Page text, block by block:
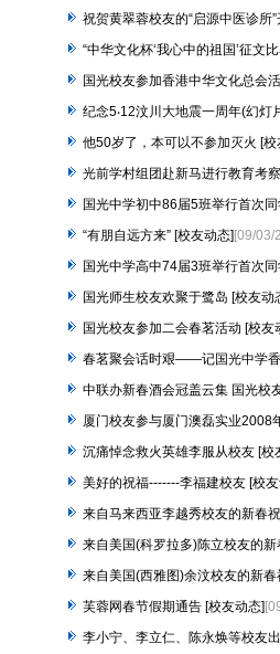
祝贺黄翠蓉校友的“启源中医诊所
“中华文化杯‘我心中的祖国’征文
国光校友参加香港中华文化总会
纪念5‧12汶川大地震一周年(幻灯
他50岁了，本可以不参加灭火 [校
光前学村组团赴新马进行教育考
国光中学初中86届5班举行首次
“有朋自远方来” [校友动态] [09/03/
国光中学高中74届3班举行首次
国光师生校友欢聚于鹭岛 [校友动
国光校友参加二会春茗活动 [校友
春茗聚会话时艰——记国光中学
中联办新春酒会冠盖云集 国光校
厦门校友参与厦门澳磊实业2008
沉痛悼念救火英雄李服从校友 [校
美好的祝福-------李福建校友 [校
来自马来西亚李越秀校友的新春
来自美国(科罗拉多)陈立校友的
来自美国(西雅图)余汶校友的新
芙蓉网春节假期通告 [校友动态]
李小宁、李立仁、陈永焕等校友